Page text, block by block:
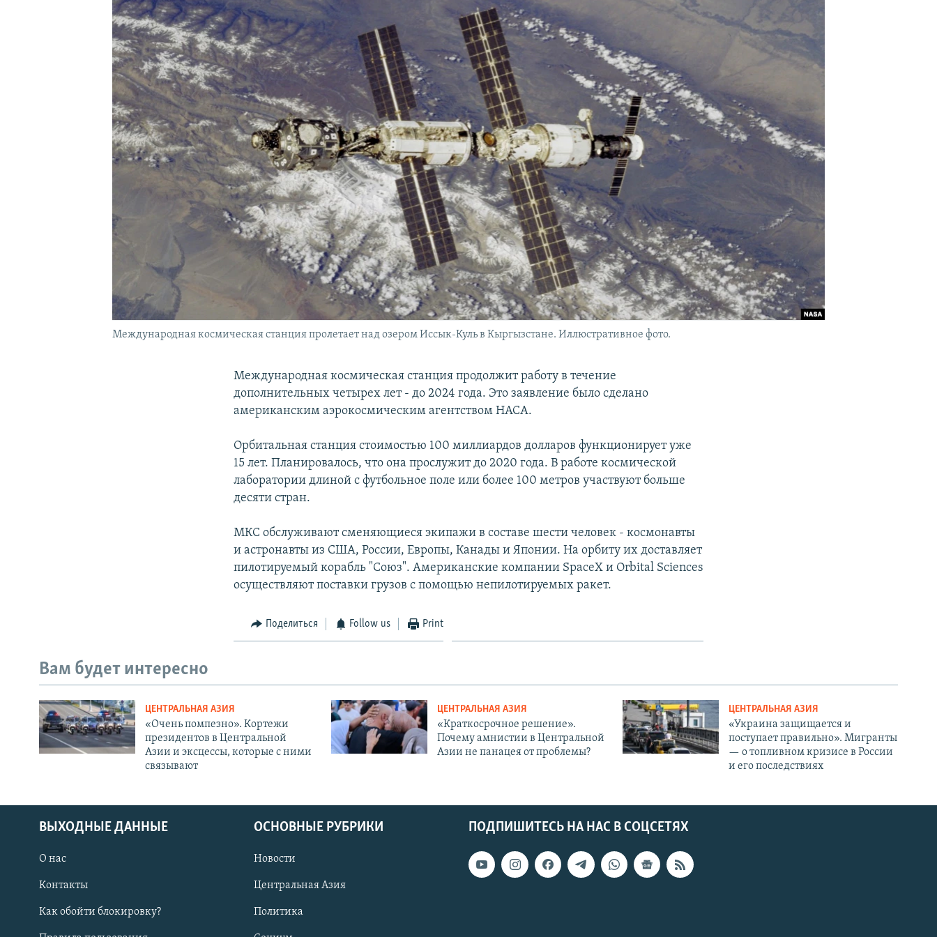
Международная космическая станция пролетает над озером Иссык-Куль в Кыргызстане. Иллюстративное фото.
Международная космическая станция продолжит работу в течение
дополнительных четырех лет - до 2024 года. Это заявление было сделано
американским аэрокосмическим агентством НАСА.
Орбитальная станция стоимостью 100 миллиардов долларов функционирует уже
15 лет. Планировалось, что она прослужит до 2020 года. В работе космической
лаборатории длиной с футбольное поле или более 100 метров участвуют больше
десяти стран.
МКС обслуживают сменяющиеся экипажи в составе шести человек - космонавты
и астронавты из США, России, Европы, Канады и Японии. На орбиту их доставляет
пилотируемый корабль "Союз". Американские компании SpaceX и Orbital Sciences
осуществляют поставки грузов с помощью непилотируемых ракет.
Поделиться Follow us Print
Вам будет интересно
ЦЕНТРАЛЬНАЯ АЗИЯ
«Очень помпезно». Кортежи
президентов в Центральной
Азии и эксцессы, которые с ними
связывают
ЦЕНТРАЛЬНАЯ АЗИЯ
«Краткосрочное решение».
Почему амнистии в Центральной
Азии не панацея от проблемы?
ЦЕНТРАЛЬНАЯ АЗИЯ
«Украина защищается и
поступает правильно». Мигранты
— о топливном кризисе в России
и его последствиях
ПОДПИШИТЕСЬ НА НАС В СОЦСЕТЯХ
ВЫХОДНЫЕ ДАННЫЕ
О нас
Контакты
Как обойти блокировку?
ОСНОВНЫЕ РУБРИКИ
Новости
Центральная Азия
Политика